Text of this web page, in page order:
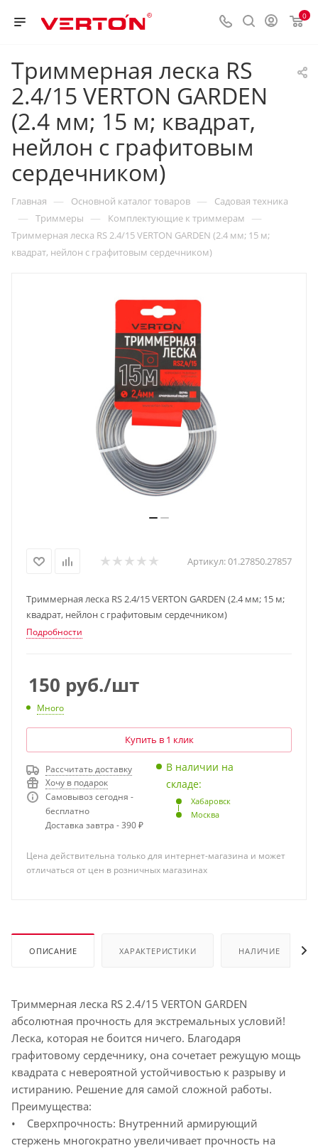
0
Триммерная леска RS
2.4/15 VERTON GARDEN
(2.4 мм; 15 м; квадрат,
нейлон с графитовым
сердечником)
Главная — Основной каталог товаров — Садовая техника
— Триммеры — Комплектующие к триммерам —
Триммерная леска RS 2.4/15 VERTON GARDEN (2.4 мм; 15 м;
квадрат, нейлон с графитовым сердечником)
Артикул:01.27850.27857
Триммерная леска RS 2.4/15 VERTON GARDEN (2.4 мм; 15 м;
квадрат, нейлон с графитовым сердечником)
Подробности
150 руб./шт
Много
Купить в 1 клик
Рассчитать доставку
Хочу в подарок
Самовывоз сегодня -
бесплатно
Доставка завтра - 390 ₽
В наличии на
складе:
Хабаровск
Москва
Цена действительна только для интернет-магазина и может
отличаться от цен в розничных магазинах
ОПИСАНИЕ ХАРАКТЕРИСТИКИ НАЛИЧИЕ
Триммерная леска RS 2.4/15 VERTON GARDEN
абсолютная прочность для экстремальных условий!
Леска, которая не боится ничего. Благодаря
графитовому сердечнику, она сочетает режущую мощь
квадрата с невероятной устойчивостью к разрыву и
истиранию. Решение для самой сложной работы.
Преимущества:
• Сверхпрочность: Внутренний армирующий
стержень многократно увеличивает прочность на